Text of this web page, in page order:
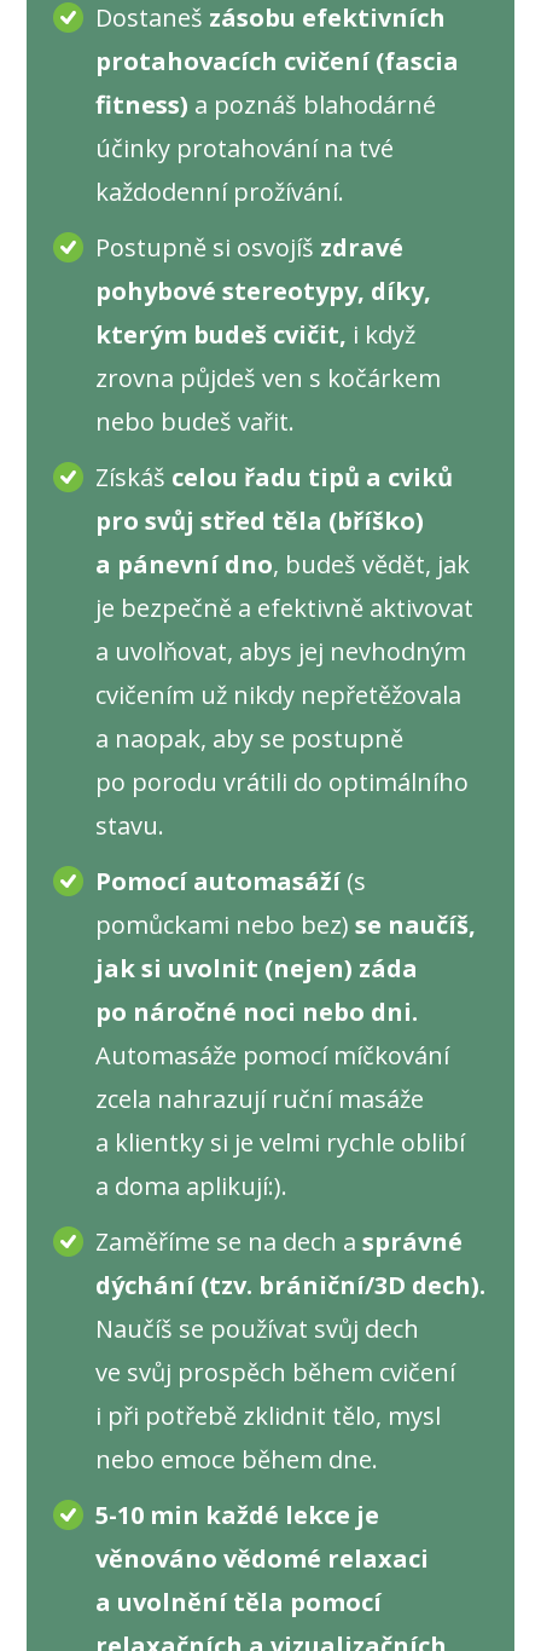
Dostaneš zásobu efektivních
protahovacích cvičení (fascia
fitness) a poznáš blahodárné
účinky protahování na tvé
každodenní prožívání.
Postupně si osvojíš zdravé
pohybové stereotypy, díky,
kterým budeš cvičit, i když
zrovna půjdeš ven s kočárkem
nebo budeš vařit.
Získáš celou řadu tipů a cviků
pro svůj střed těla (bříško)
a pánevní dno, budeš vědět, jak
je bezpečně a efektivně aktivovat
a uvolňovat, abys jej nevhodným
cvičením už nikdy nepřetěžovala
a naopak, aby se postupně
po porodu vrátili do optimálního
stavu.
Pomocí automasáží (s
pomůckami nebo bez)se naučíš,
jak si uvolnit (nejen) záda
po náročné noci nebo dni.
Automasáže pomocí míčkování
zcela nahrazují ruční masáže
a klientky si je velmi rychle oblibí
a doma aplikují:).
Zaměříme se na dech asprávné
dýchání (tzv. brániční/3D dech).
Naučíš se používat svůj dech
ve svůj prospěch během cvičení
i při potřebě zklidnit tělo, mysl
nebo emoce během dne.
5-10 min každé lekce je
věnováno vědomé relaxaci
a uvolnění těla pomocí